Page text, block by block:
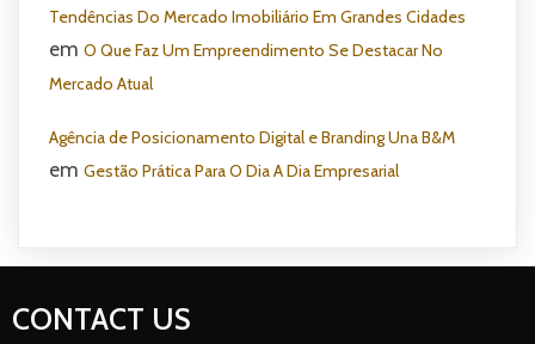
Tendências Do Mercado Imobiliário Em Grandes Cidades
em O Que Faz Um Empreendimento Se Destacar No
Mercado Atual
Agência de Posicionamento Digital e Branding Una B&M
em Gestão Prática Para O Dia A Dia Empresarial
CONTACT US